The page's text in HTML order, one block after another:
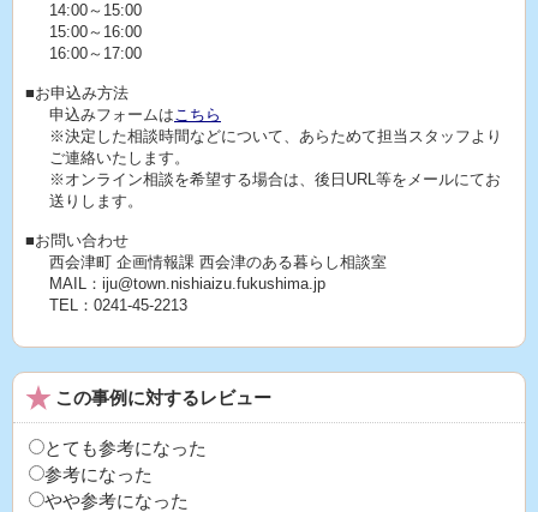
14:00～15:00
15:00～16:00
16:00～17:00
■お申込み方法
申込みフォームはこちら
※決定した相談時間などについて、あらためて担当スタッフより
ご連絡いたします。
※オンライン相談を希望する場合は、後日URL等をメールにてお
送りします。
■お問い合わせ
西会津町 企画情報課 西会津のある暮らし相談室
MAIL：iju@town.nishiaizu.fukushima.jp
TEL：0241-45-2213
この事例に対するレビュー
とても参考になった
参考になった
やや参考になった